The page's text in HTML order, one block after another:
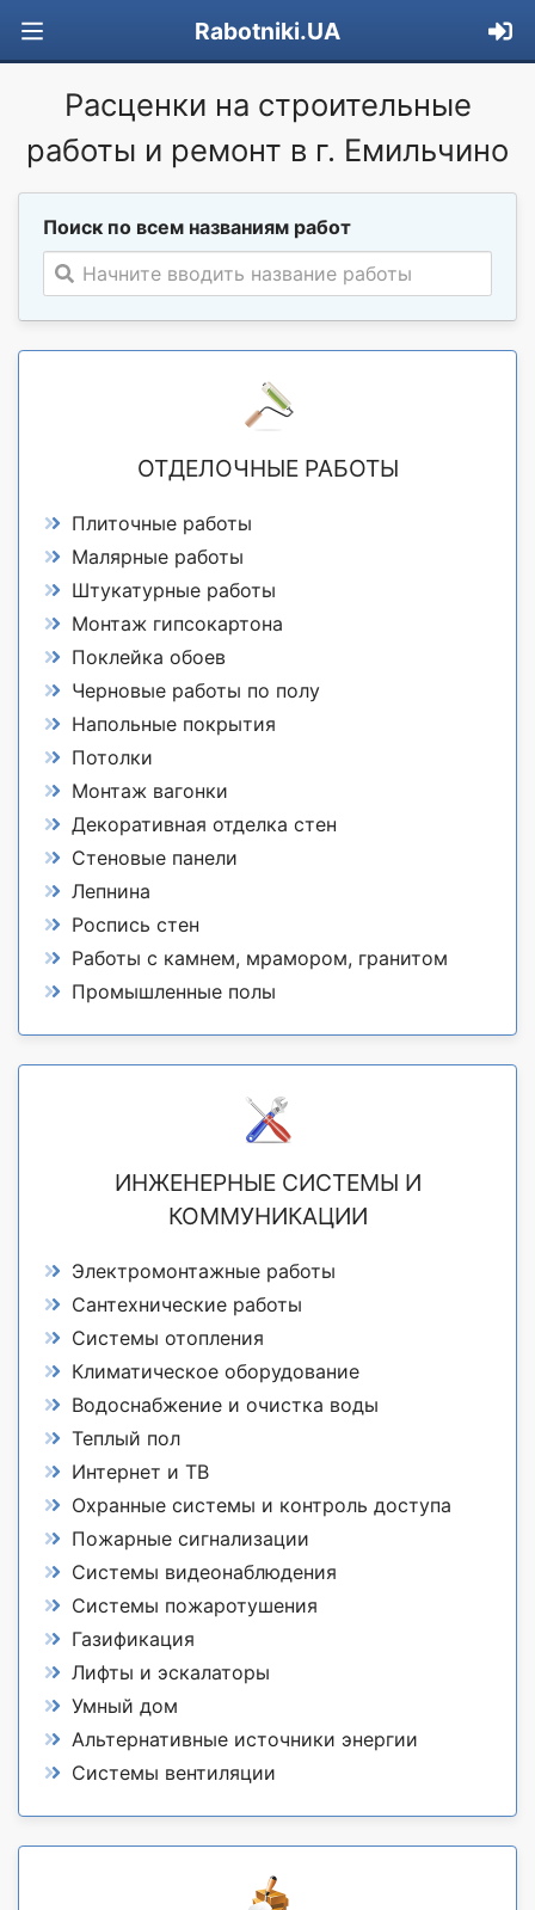
Rabotniki.UA
Расценки на строительные
работы и ремонт в г. Емильчино
Поиск по всем названиям работ
Начните вводить название работы
ОТДЕЛОЧНЫЕ РАБОТЫ
Плиточные работы
Малярные работы
Штукатурные работы
Монтаж гипсокартона
Поклейка обоев
Черновые работы по полу
Напольные покрытия
Потолки
Монтаж вагонки
Декоративная отделка стен
Стеновые панели
Лепнина
Роспись стен
Работы с камнем, мрамором, гранитом
Промышленные полы
ИНЖЕНЕРНЫЕ СИСТЕМЫ И
КОММУНИКАЦИИ
Электромонтажные работы
Сантехнические работы
Системы отопления
Климатическое оборудование
Водоснабжение и очистка воды
Теплый пол
Интернет и ТВ
Охранные системы и контроль доступа
Пожарные сигнализации
Системы видеонаблюдения
Системы пожаротушения
Газификация
Лифты и эскалаторы
Умный дом
Альтернативные источники энергии
Системы вентиляции